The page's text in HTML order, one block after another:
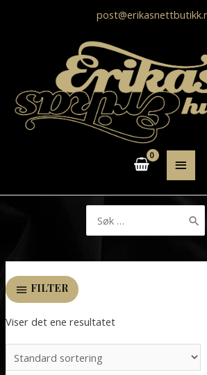
etter:
FILTER
Viser det ene resultatet